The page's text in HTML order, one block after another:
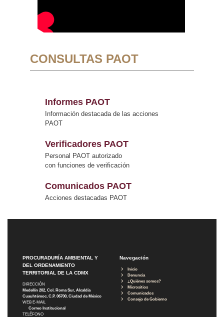
CONSULTAS PAOT
Informes PAOT
Información destacada de las acciones
PAOT
Verificadores PAOT
Personal PAOT autorizado
con funciones de verificación
Comunicados PAOT
Acciones destacadas PAOT
PROCURADURÍA AMBIENTAL Y
DEL ORDENAMIENTO
TERRITORIAL DE LA CDMX
DIRECCIÓN
Medellín 202, Col. Roma Sur, Alcaldía
Cuauhtémoc, C.P. 06700, Ciudad de México
WEB E-MAIL
Correo Institucional
TELÉFONO
Navegación
Inicio
Denuncia
¿Quiénes somos?
Micrositios
Comunicados
Consejo de Gobierno